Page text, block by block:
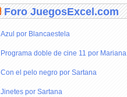
Foro JuegosExcel.com
Azul por Blancaestela
Programa doble de cine 11 por Mariana
Con el pelo negro por Sartana
Jinetes por Sartana